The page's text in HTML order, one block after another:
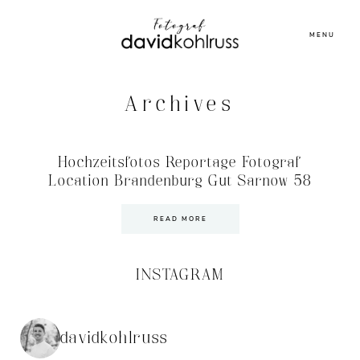
MENU
Archives
Hochzeitsfotos Reportage Fotograf
Location Brandenburg Gut Sarnow 58
READ MORE
INSTAGRAM
davidkohlruss